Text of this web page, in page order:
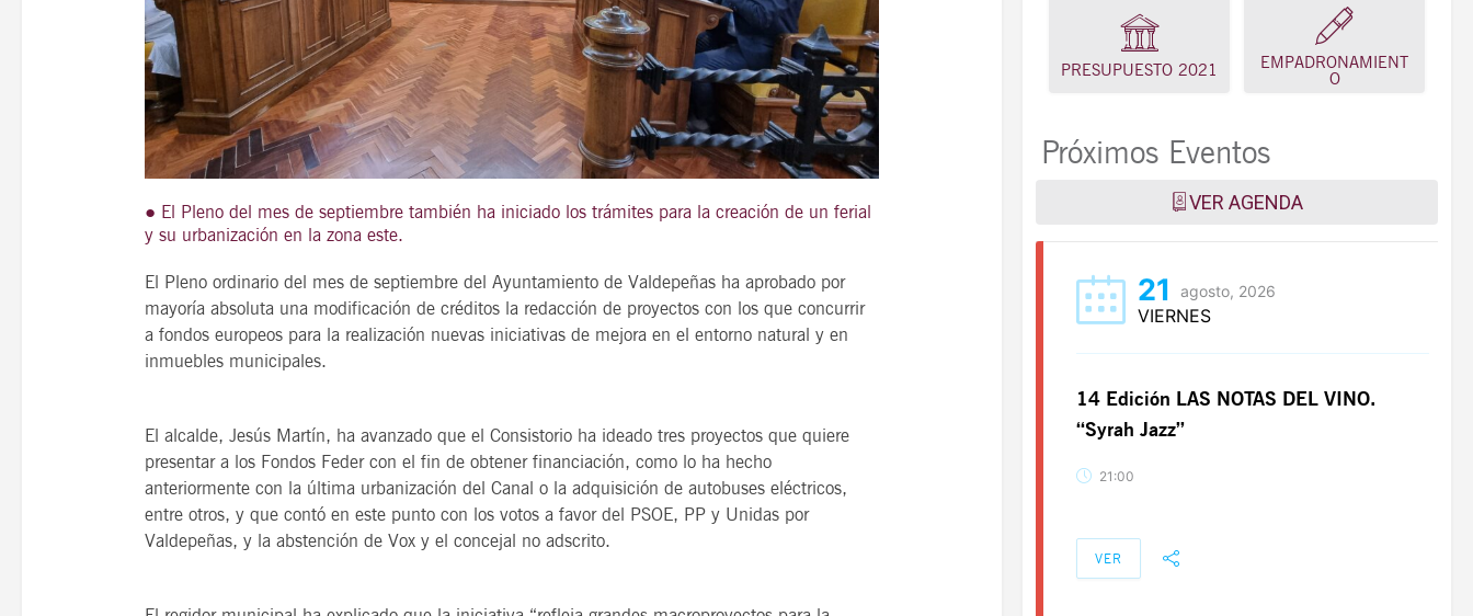
● El Pleno del mes de septiembre también ha iniciado los trámites para la creación de un ferial
y su urbanización en la zona este.
El Pleno ordinario del mes de septiembre del Ayuntamiento de Valdepeñas ha aprobado por
mayoría absoluta una modificación de créditos la redacción de proyectos con los que concurrir
a fondos europeos para la realización nuevas iniciativas de mejora en el entorno natural y en
inmuebles municipales.
El alcalde, Jesús Martín, ha avanzado que el Consistorio ha ideado tres proyectos que quiere
presentar a los Fondos Feder con el fin de obtener financiación, como lo ha hecho
anteriormente con la última urbanización del Canal o la adquisición de autobuses eléctricos,
entre otros, y que contó en este punto con los votos a favor del PSOE, PP y Unidas por
Valdepeñas, y la abstención de Vox y el concejal no adscrito.
PRESUPUESTO 2021
EMPADRONAMIENT
O
Próximos Eventos
VER AGENDA
21 agosto, 2026
VIERNES
“Syrah Jazz”
21 agosto, 2026
VIERNES
“Syrah Jazz”
21 agosto, 2026
VIERNES
14 Edición LAS NOTAS DEL VINO.
“Syrah Jazz”
21:00
VER